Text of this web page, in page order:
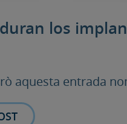
los
aquesta entrada